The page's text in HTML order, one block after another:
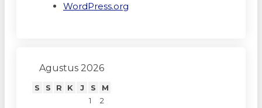
WordPress.org
Agustus 2026
S S R K J S
M
1
2